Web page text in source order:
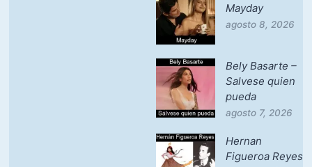
Mayday
agosto 8, 2026
Bely Basarte –
Salvese quien
pueda
agosto 7, 2026
Hernan
Figueroa Reyes